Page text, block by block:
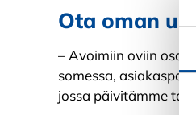
Ota oman
– Avoimiin oviin
somessa,
jossa päivitämme